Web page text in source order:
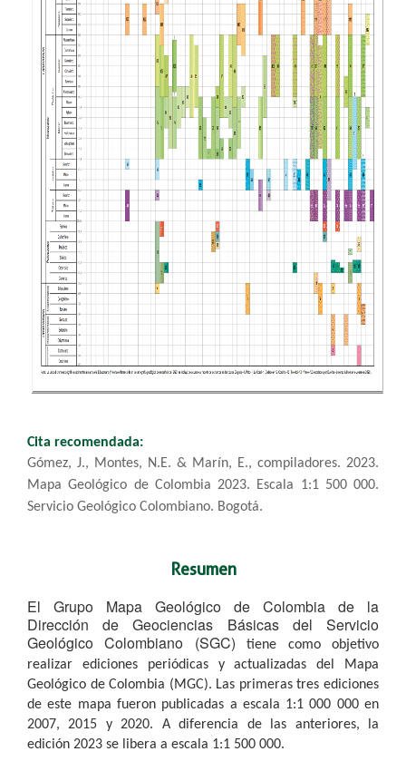
Cita recomendada:
​Gómez, J., Montes, N.E. & Marín, E., compiladores. 2023.
Mapa Geológico de Colombia 2023. Escala 1:1 500 000.
Servicio Geológico Colombiano. Bogotá.
Resumen
El Grupo Mapa Geológico de Colombia de la
Dirección de Geociencias Básicas del Servicio
Geológico Colombiano (SGC)tiene como objetivo
realizar ediciones periódicas y actualizadas del Mapa
Geológico de Colombia (MGC). Las primerastres ediciones
de este mapa fueron publicadas a escala 1:1 000 000 en
2007, 2015 y 2020. A diferencia de las anteriores,
la
edición 2023 se libera a escala 1:1 500 000.